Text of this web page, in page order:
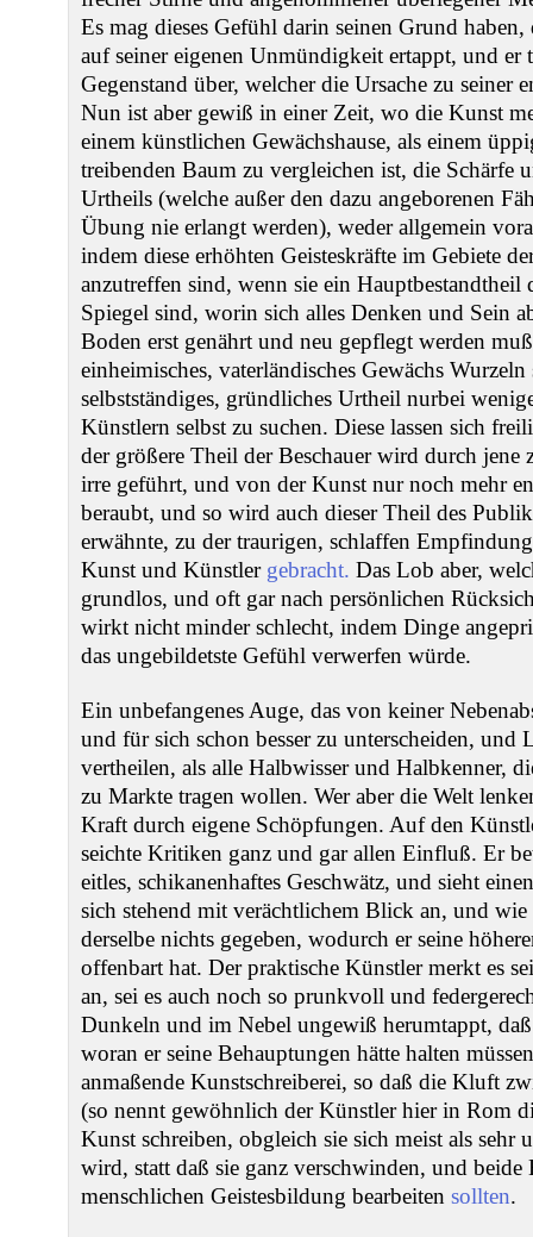
Es mag dieses Gefühl darin seinen Grund
auf seiner eigenen Unmündigkeit ertappt, und er
Gegenstand über, welcher die Ursache zu seiner
Nun ist aber gewiß in einer Zeit, wo die Kunst
einem künstlichen Gewächshause, als einem
treibenden Baum zu vergleichen ist, die
Urtheils (welche außer den dazu angeborenen
Übung nie erlangt werden), weder allgemein
indem diese erhöhten Geisteskräfte im Gebiete
anzutreffen sind, wenn sie ein Hauptbestandtheil
Spiegel sind, worin sich alles Denken und Sein
Boden erst genährt und neu gepflegt werden
einheimisches, vaterländisches Gewächs
selbstständiges, gründliches Urtheil nurbei
Künstlern selbst zu suchen. Diese lassen sich
der größere Theil der Beschauer wird durch jene
irre geführt, und von der Kunst nur noch mehr
beraubt, und so wird auch dieser Theil des
erwähnte, zu der traurigen, schlaffen
Kunst und Künstler gebracht. Das Lob aber,
grundlos, und oft gar nach persönlichen
wirkt nicht minder schlecht, indem Dinge
das ungebildetste Gefühl verwerfen würde.
Ein unbefangenes Auge, das von keiner
und für sich schon besser zu unterscheiden, und
vertheilen, als alle Halbwisser und Halbkenner,
zu Markte tragen wollen. Wer aber die Welt
Kraft durch eigene Schöpfungen. Auf den
seichte Kritiken ganz und gar allen Einfluß. Er
eitles, schikanenhaftes Geschwätz, und sieht
sich stehend mit verächtlichem Blick an, und
derselbe nichts gegeben, wodurch er seine
offenbart hat. Der praktische Künstler merkt es
an, sei es auch noch so prunkvoll und
Dunkeln und im Nebel ungewiß herumtappt,
woran er seine Behauptungen hätte halten
anmaßende Kunstschreiberei, so daß die Kluft
(so nennt gewöhnlich der Künstler hier in Rom
Kunst schreiben, obgleich sie sich meist als sehr
wird, statt daß sie ganz verschwinden, und
menschlichen Geistesbildung bearbeiten sollten.